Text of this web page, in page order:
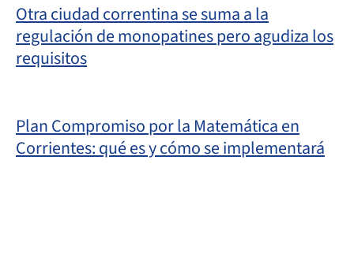
Otra ciudad correntina se suma a la
regulación de monopatines pero agudiza los
requisitos
Plan Compromiso por la Matemática en
Corrientes: qué es y cómo se implementará